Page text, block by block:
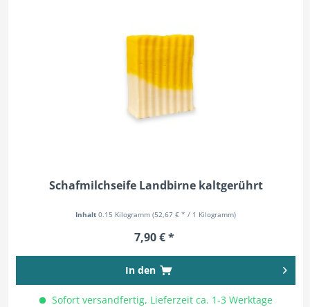
Schafmilchseife Landbirne kaltgerührt
Inhalt0.15 Kilogramm(52,67 € * / 1 Kilogramm)
7,90 € *
In den
Sofort versandfertig, Lieferzeit ca. 1-3 Werktage